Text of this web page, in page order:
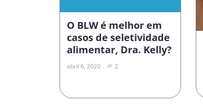
O BLW é melhor em
casos de seletividade
alimentar, Dra. Kelly?
abril 6, 2020 2